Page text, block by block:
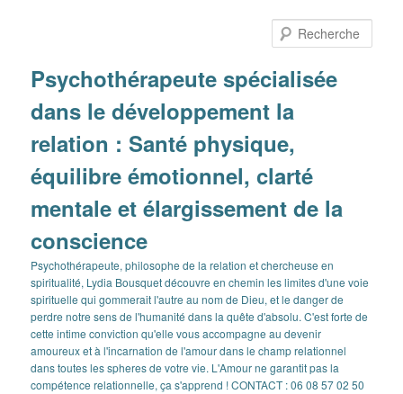
Psychothérapeute spécialisée
dans le développement la
relation : Santé physique,
équilibre émotionnel, clarté
mentale et élargissement de la
conscience
Psychothérapeute, philosophe de la relation et chercheuse en
spiritualité, Lydia Bousquet découvre en chemin les limites d'une voie
spirituelle qui gommerait l'autre au nom de Dieu, et le danger de
perdre notre sens de l'humanité dans la quête d'absolu. C'est forte de
cette intime conviction qu'elle vous accompagne au devenir
amoureux et à l'incarnation de l'amour dans le champ relationnel
dans toutes les spheres de votre vie. L'Amour ne garantit pas la
compétence relationnelle, ça s'apprend ! CONTACT : 06 08 57 02 50